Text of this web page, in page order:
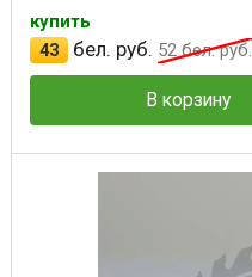
купить
43
бел. руб. 52бел. руб.
В корзину